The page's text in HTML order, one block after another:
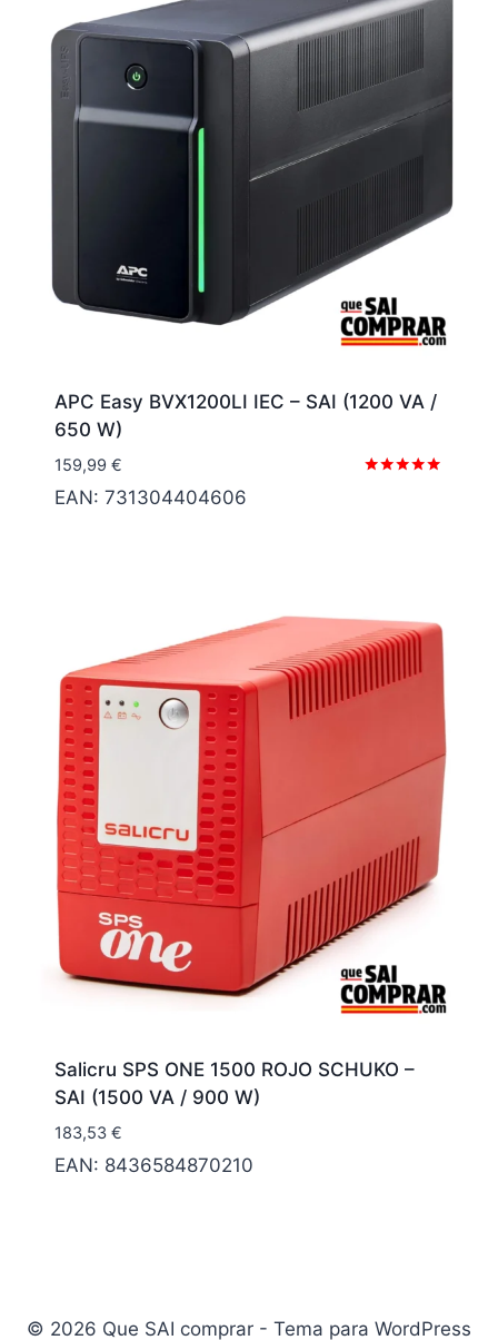
APC Easy BVX1200LI IEC – SAI (1200 VA /
650 W)
159,99 €
EAN: 731304404606
Salicru SPS ONE 1500 ROJO SCHUKO –
SAI (1500 VA / 900 W)
183,53 €
EAN: 8436584870210
© 2026 Que SAI comprar - Tema para WordPress